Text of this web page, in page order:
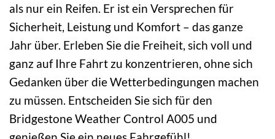
als nur ein Reifen. Er ist ein Versprechen für
Sicherheit, Leistung und Komfort – das ganze
Jahr über. Erleben Sie die Freiheit, sich voll und
ganz auf Ihre Fahrt zu konzentrieren, ohne sich
Gedanken über die Wetterbedingungen machen
zu müssen. Entscheiden Sie sich für den
Bridgestone Weather Control A005 und